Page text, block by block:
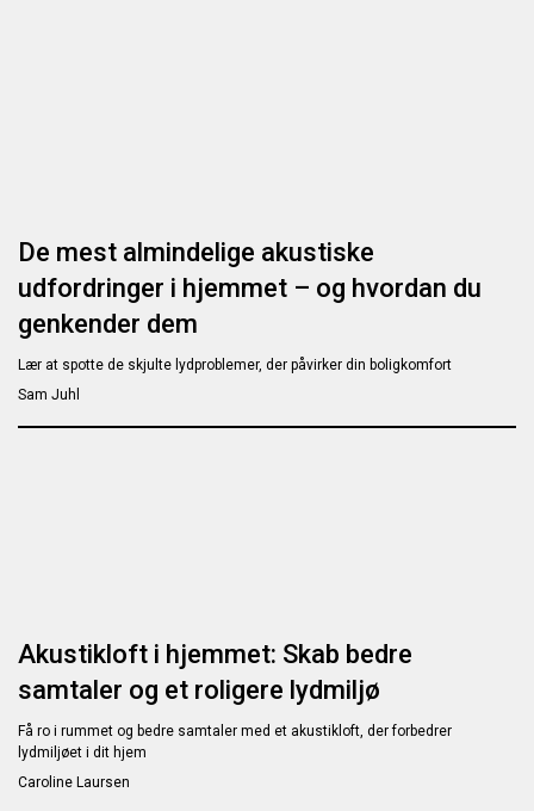
De mest almindelige akustiske
udfordringer i hjemmet – og hvordan du
genkender dem
Lær at spotte de skjulte lydproblemer, der påvirker din boligkomfort
Sam Juhl
Akustikloft i hjemmet: Skab bedre
samtaler og et roligere lydmiljø
Få ro i rummet og bedre samtaler med et akustikloft, der forbedrer
lydmiljøet i dit hjem
Caroline Laursen